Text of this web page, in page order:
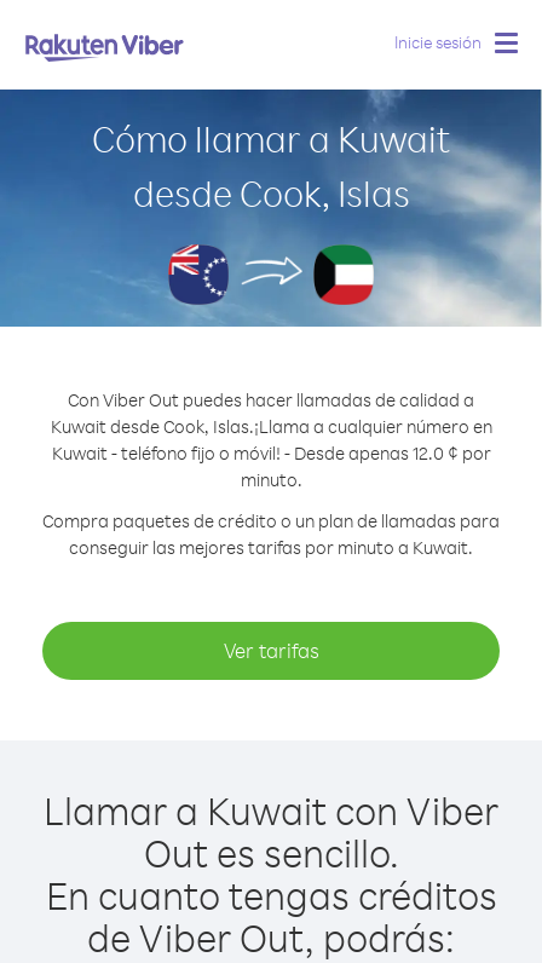
Inicie sesión
Cómo llamar a Kuwait
desde Cook, Islas
Con Viber Out puedes hacer llamadas de calidad a
Kuwait desde Cook, Islas.¡Llama a cualquier número en
Kuwait - teléfono fijo o móvil! - Desde apenas 12.0 ¢ por
minuto.
Compra paquetes de crédito o un plan de llamadas para
conseguir las mejores tarifas por minuto a Kuwait.
Ver tarifas
Llamar a Kuwait con Viber
Out es sencillo.
En cuanto tengas créditos
de Viber Out, podrás: